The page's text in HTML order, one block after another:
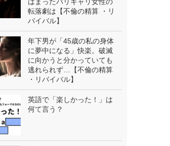
転落劇は【不倫の精算 ・リ
バイバル】
年下男が「45歳の私の身体
に夢中になる」快楽。破滅
に向かうと分かっていても
逃れられず…【不倫の精算
・リバイバル】
英語で「楽しかった！」は
何て言う？